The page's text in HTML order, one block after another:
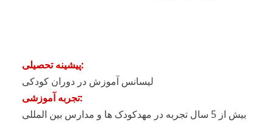
پیشینه تحصیلی:
لیسانس آموزش در دوران کودکی
تجربه آموزشی:
بیش از 5 سال تجربه در مهدکودک ها و مدارس بین المللی